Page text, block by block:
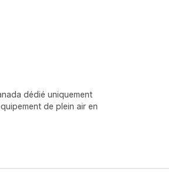
dédié uniquement
de plein air en